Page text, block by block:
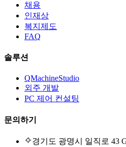
채용
인재상
복지제도
FAQ
솔루션
QMachineStudio
외주 개발
PC 제어 컨설팅
문의하기
경기도 광명시 일직로 43